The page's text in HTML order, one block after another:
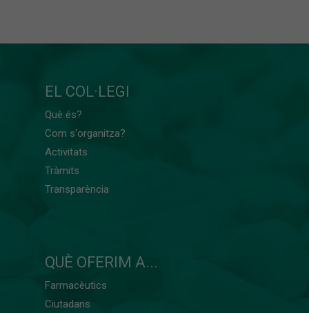
EL COL·LEGI
Què és?
Com s'organitza?
Activitats
Tràmits
Transparència
QUÈ OFERIM A...
Farmacèutics
Ciutadans